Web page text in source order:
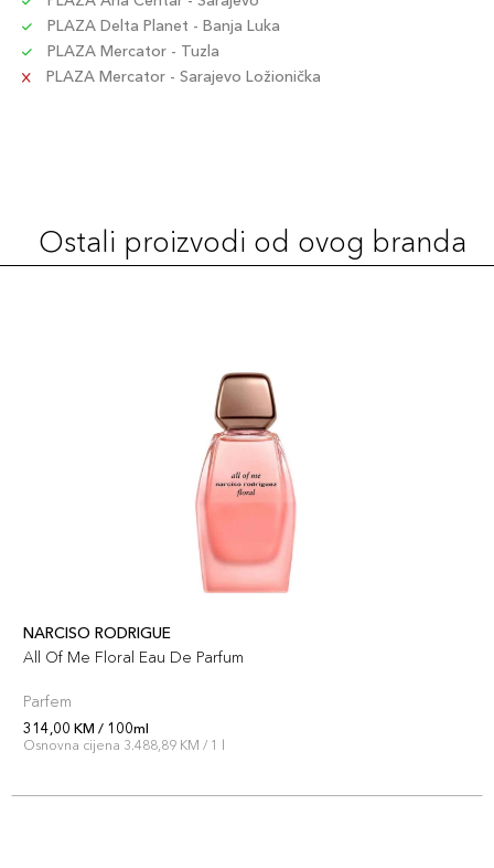
PLAZA Delta Planet - Banja Luka
PLAZA Mercator - Tuzla
PLAZA Mercator - Sarajevo Ložionička
Ostali proizvodi od ovog branda
NARCISO RODRIGUE
All Of Me Floral Eau De Parfum
Parfem
314,00 KM / 100ml
Osnovna cijena 3.488,89 KM / 1 l